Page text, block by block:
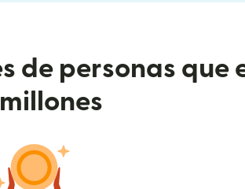
de personas que